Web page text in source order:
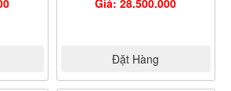
Giá: 28.500.000
Đặt Hàng